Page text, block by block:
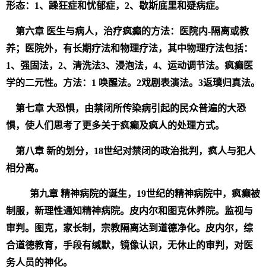
形态：1、躁狂症和忧郁症，2、歇斯底里和疑病症。
第六章 医生与病人，治疗疯癫的方法：医院内-隔离或教
养；医院外，有长期疗法和物理疗法，其中物理疗法包括：
1、强固法，2、清洗法3、浸泡法，4、运动调节法。疯癫医
学的二元性。方法：1 唤醒法。2戏剧表演法。3返璞归真法。
第七章 大恐惧，由禁闭所传染病引起的民众普遍的大恐
惧，使人们思考了更多关于疯癫及疯人的处理方式。
第八章 新的划分，18世纪对禁闭的政治批判，疯人与犯人
相分离。
第九章 精神病院的诞生，19世纪的精神病院中，疯癫被
制服，新理性通知精神病院。皮内尔和图克休养院。监视与
审判。图克，家长制，宗教隔离达到道德净化。皮内尔，综
合道德教育，手段有缄默，镜像认识，无休止的审判，对医
务人员的神化。